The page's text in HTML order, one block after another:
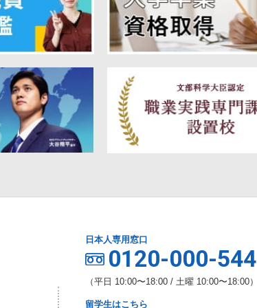
日本人専用窓口
0120-000-544
（平日 10:00〜18:00 / 土曜 10:00〜18:00）
留学生はこちら